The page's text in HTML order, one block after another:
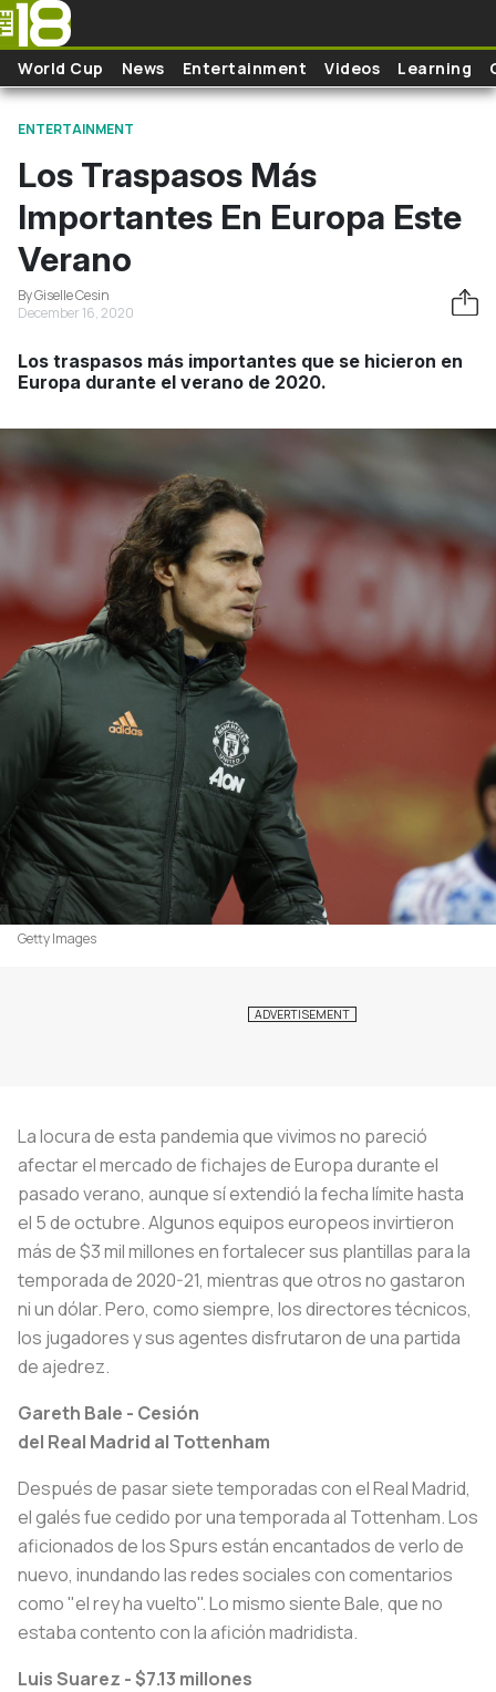
Pasar al contenido principal
World Cup News Entertainment Videos Learning
ENTERTAINMENT
Los Traspasos Más
Importantes En Europa Este
Verano
By Giselle Cesin
December 16, 2020
Los traspasos más importantes que se hicieron en
Europa durante el verano de 2020.
Getty Images
La locura de esta pandemia que vivimos no pareció
afectar el mercado de fichajes de Europa durante el
pasado verano, aunque sí extendió la fecha límite hasta
el 5 de octubre. Algunos equipos europeos invirtieron
más de $3 mil millones en fortalecer sus plantillas para la
temporada de 2020-21, mientras que otros no gastaron
ni un dólar. Pero, como siempre, los directores técnicos,
los jugadores y sus agentes disfrutaron de una partida
de ajedrez.
Gareth Bale - Cesión
del Real Madrid al Tottenham
Después de pasar siete temporadas con el Real Madrid,
el galés fue cedido por una temporada al Tottenham. Los
aficionados de los Spurs están encantados de verlo de
nuevo, inundando las redes sociales con comentarios
como "el rey ha vuelto". Lo mismo siente Bale, que no
estaba contento con la afición madridista.
Luis Suarez - $7.13 millones